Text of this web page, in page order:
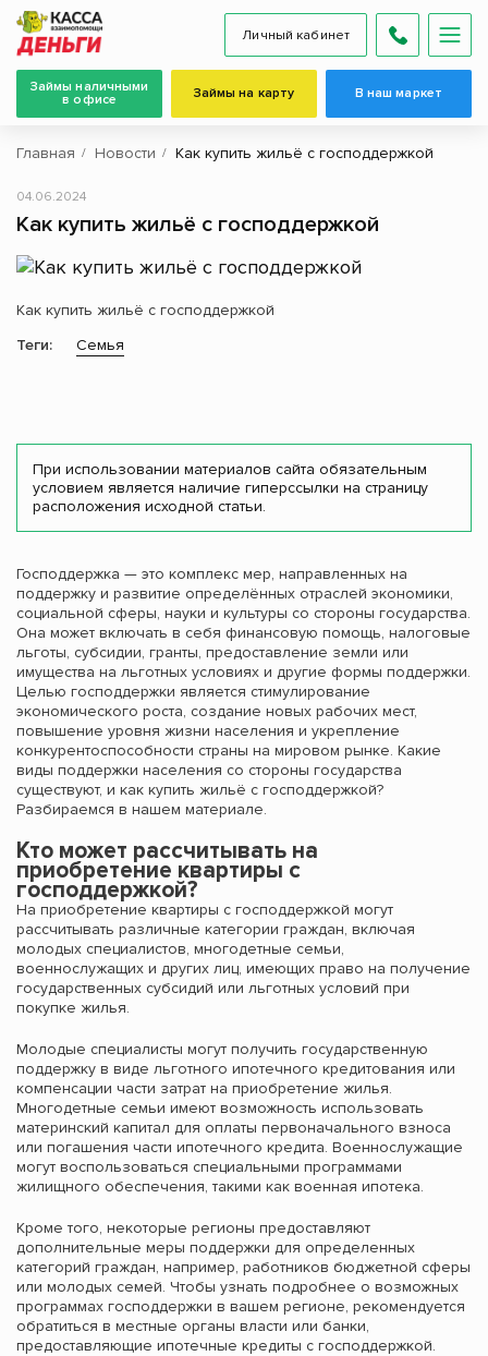
Личный кабинет
Займы наличными
в офисе
Займы на карту В наш маркет
Главная Новости Как купить жильё с господдержкой
Как купить жильё с господдержкой
04.06.2024
Как купить жильё с господдержкой
Теги:
Семья
При использовании материалов сайта обязательным
условием является наличие гиперссылки на страницу
расположения исходной статьи.
Господдержка — это комплекс мер, направленных на
поддержку и развитие определённых отраслей экономики,
социальной сферы, науки и культуры со стороны государства.
Она может включать в себя финансовую помощь, налоговые
льготы, субсидии, гранты, предоставление земли или
имущества на льготных условиях и другие формы поддержки.
Целью господдержки является стимулирование
экономического роста, создание новых рабочих мест,
повышение уровня жизни населения и укрепление
конкурентоспособности страны на мировом рынке. Какие
виды поддержки населения со стороны государства
существуют, и как купить жильё с господдержкой?
Разбираемся в нашем материале.
Кто может рассчитывать на
приобретение квартиры с
господдержкой?
На приобретение квартиры с господдержкой могут
рассчитывать различные категории граждан, включая
молодых специалистов, многодетные семьи,
военнослужащих и других лиц, имеющих право на получение
государственных субсидий или льготных условий при
покупке жилья.
Молодые специалисты могут получить государственную
поддержку в виде льготного ипотечного кредитования или
компенсации части затрат на приобретение жилья.
Многодетные семьи имеют возможность использовать
материнский капитал для оплаты первоначального взноса
или погашения части ипотечного кредита. Военнослужащие
могут воспользоваться специальными программами
жилищного обеспечения, такими как военная ипотека.
Кроме того, некоторые регионы предоставляют
дополнительные меры поддержки для определенных
категорий граждан, например, работников бюджетной сферы
или молодых семей. Чтобы узнать подробнее о возможных
программах господдержки в вашем регионе, рекомендуется
обратиться в местные органы власти или банки,
предоставляющие ипотечные кредиты с господдержкой.